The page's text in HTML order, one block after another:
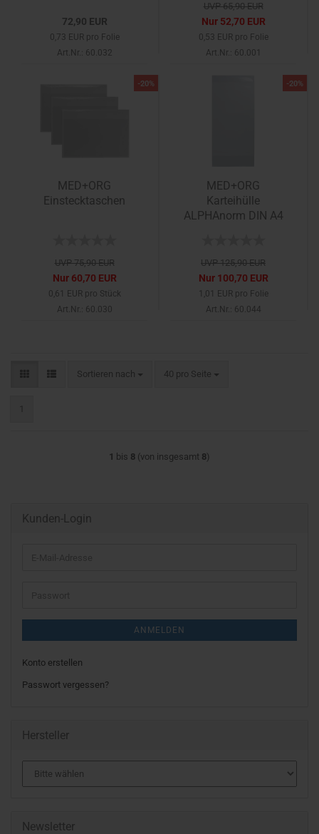
72,90 EUR
0,73 EUR pro Folie
Art.Nr.: 60.032
UVP 65,90 EUR
Nur 52,70 EUR
0,53 EUR pro Folie
Art.Nr.: 60.001
-20%
MED+ORG
Einstecktaschen
UVP 75,90 EUR
Nur 60,70 EUR
0,61 EUR pro Stück
Art.Nr.: 60.030
-20%
MED+ORG
Karteihülle
ALPHAnorm DIN A4
UVP 125,90 EUR
Nur 100,70 EUR
1,01 EUR pro Folie
Art.Nr.: 60.044
Sortieren nach
Sortieren nach 40 pro Seite
pro Seite
1 bis 8 (von insgesamt 8)
Kunden-Login
ANMELDEN
Konto erstellen
Passwort vergessen?
Hersteller
Newsletter